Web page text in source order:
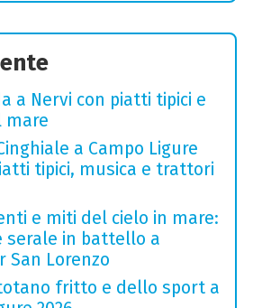
a Nervi con piatti tipici e
mare
a Campo Ligure
tipici, musica e trattori
e miti del cielo in mare:
serale in battello a
San Lorenzo
fritto e dello sport a